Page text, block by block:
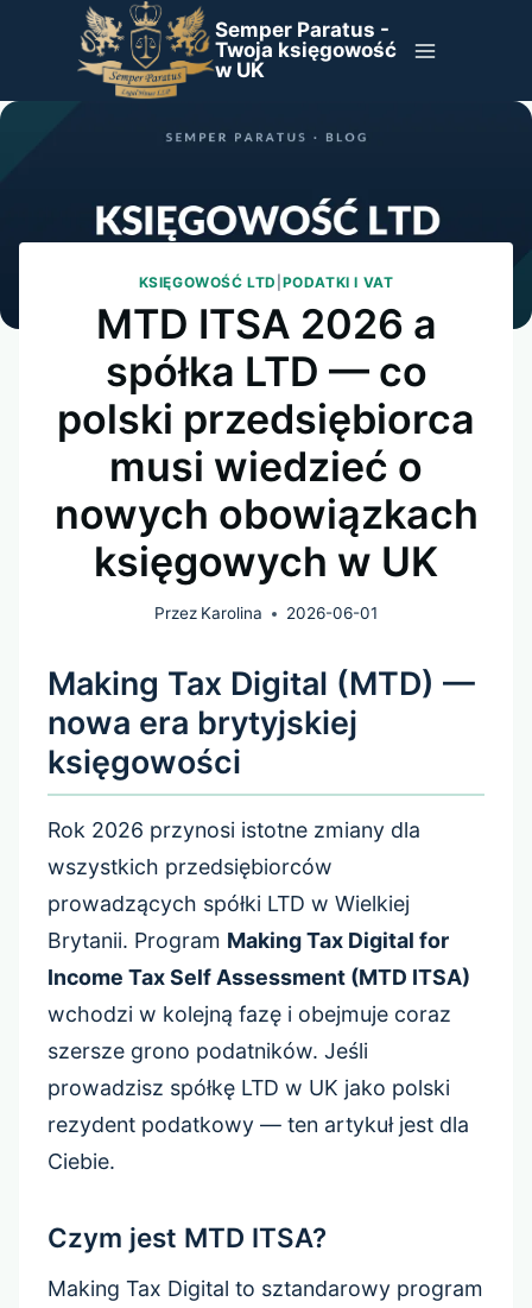
Semper Paratus -
Twoja księgowość
w UK
KSIĘGOWOŚĆ LTD PODATKI I VAT
MTD ITSA 2026 a
spółka LTD — co
polski przedsiębiorca
musi wiedzieć o
nowych obowiązkach
księgowych w UK
Przez Karolina 2026-06-01
Making Tax Digital (MTD) —
nowa era brytyjskiej
księgowości
Rok 2026 przynosi istotne zmiany dla
wszystkich przedsiębiorców
prowadzących spółki LTD w Wielkiej
Brytanii. Program Making Tax Digital for
Income Tax Self Assessment (MTD ITSA)
wchodzi w kolejną fazę i obejmuje coraz
szersze grono podatników. Jeśli
prowadzisz spółkę LTD w UK jako polski
rezydent podatkowy — ten artykuł jest dla
Ciebie.
Czym jest MTD ITSA?
Making Tax Digital to sztandarowy program